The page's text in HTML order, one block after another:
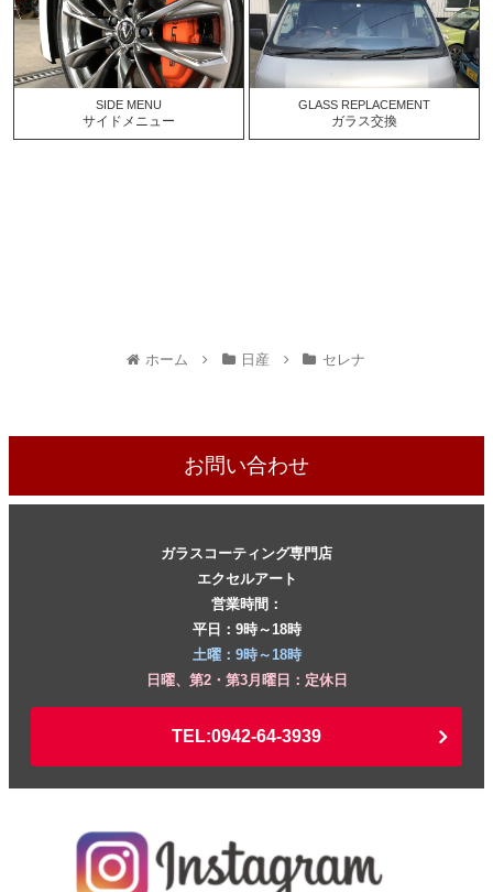
SIDE MENU
サイドメニュー
GLASS REPLACEMENT
ガラス交換
ホーム 日産 セレナ
お問い合わせ
ガラスコーティング専門店
エクセルアート
営業時間：
平日：9時～18時
土曜：9時～18時
日曜、第2・第3月曜日：定休日
TEL:0942-64-3939